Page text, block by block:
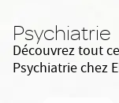
Psychiatrie
Découvrez tout
Psychiatrie chez